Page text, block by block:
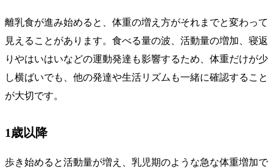
離乳食が進み始めると、体重の増え方がそれまでと変わって
見えることがあります。食べる量の波、活動量の増加、寝返
りやはいはいなどの運動発達も影響するため、体重だけが少
し横ばいでも、他の発達や生活リズムも一緒に確認すること
が大切です。
1歳以降
歩き始めると活動量が増え、乳児期のような急な体重増加で